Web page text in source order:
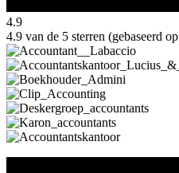
4.9
4.9 van de 5 sterren (gebaseerd op